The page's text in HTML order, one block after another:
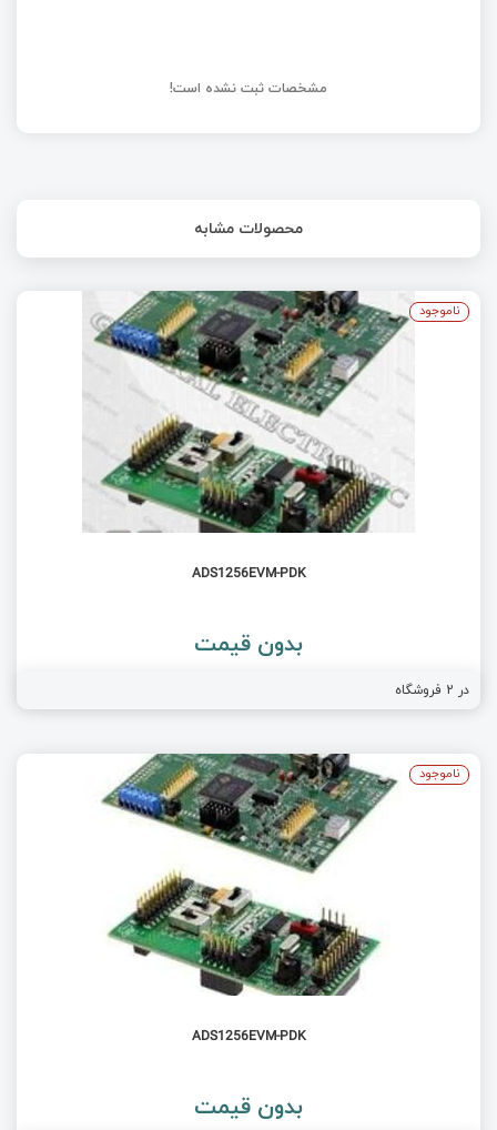
مشخصات ثبت نشده است!
محصولات مشابه
ADS1256EVM-PDK
بدون قیمت
در 2 فروشگاه
ناموجود
ADS1256EVM-PDK
بدون قیمت
ناموجود